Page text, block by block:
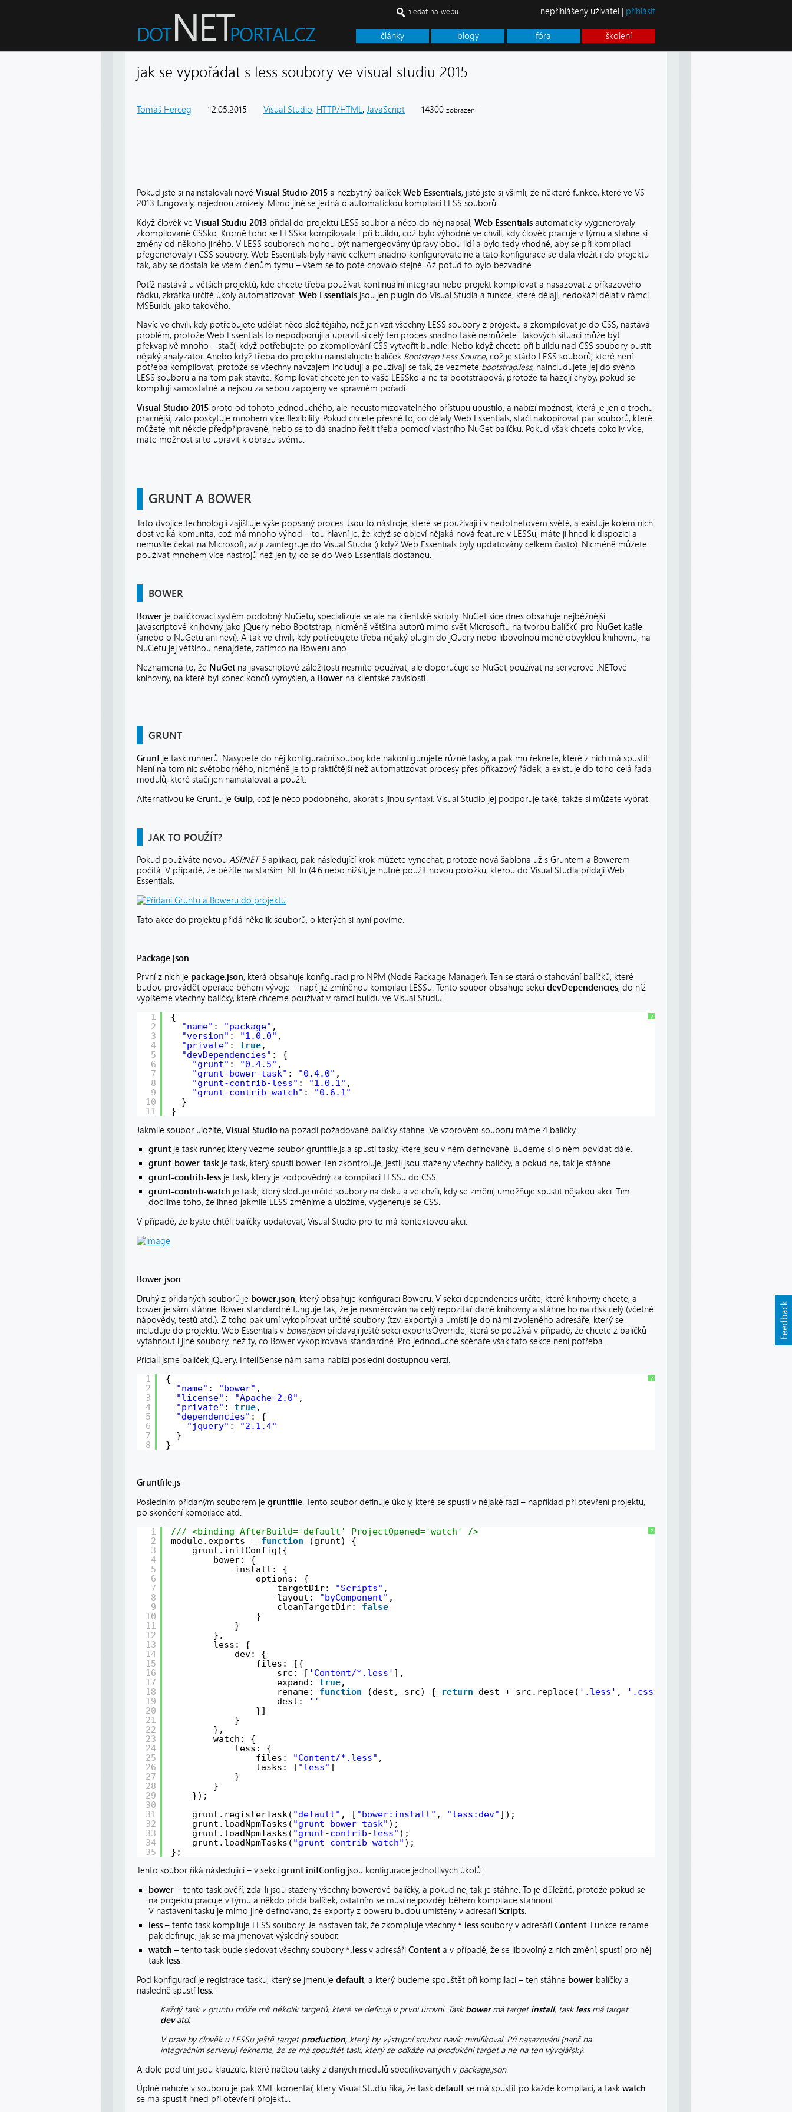
články blogy fóra školení
hledat na webu nepřihlášený uživatel | přihlásit
jak se vypořádat s less soubory ve visual studiu 2015
Tomáš Herceg 12.05.2015 Visual Studio, HTTP/HTML, JavaScript 14300 zobrazení
Pokud jste si nainstalovali nové Visual Studio 2015 a nezbytný balíček Web Essentials, jistě jste si všimli, že některé funkce, které ve VS
2013 fungovaly, najednou zmizely. Mimo jiné se jedná o automatickou kompilaci LESS souborů.
Když člověk ve Visual Studiu 2013 přidal do projektu LESS soubor a něco do něj napsal, Web Essentials automaticky vygenerovaly
zkompilované CSSko. Kromě toho se LESSka kompilovala i při buildu, což bylo výhodné ve chvíli, kdy člověk pracuje v týmu a stáhne si
změny od někoho jiného. V LESS souborech mohou být namergeovány úpravy obou lidí a bylo tedy vhodné, aby se při kompilaci
přegenerovaly i CSS soubory. Web Essentials byly navíc celkem snadno konfigurovatelné a tato konfigurace se dala vložit i do projektu
tak, aby se dostala ke všem členům týmu – všem se to poté chovalo stejně. Až potud to bylo bezvadné.
Potíž nastává u větších projektů, kde chcete třeba používat kontinuální integraci nebo projekt kompilovat a nasazovat z příkazového
řádku, zkrátka určité úkoly automatizovat. Web Essentials jsou jen plugin do Visual Studia a funkce, které dělají, nedokáží dělat v rámci
MSBuildu jako takového.
Navíc ve chvíli, kdy potřebujete udělat něco složitějšího, než jen vzít všechny LESS soubory z projektu a zkompilovat je do CSS, nastává
problém, protože Web Essentials to nepodporují a upravit si celý ten proces snadno také nemůžete. Takových situací může být
překvapivě mnoho – stačí, když potřebujete po zkompilování CSS vytvořit bundle. Nebo když chcete při buildu nad CSS soubory pustit
nějaký analyzátor. Anebo když třeba do projektu nainstalujete balíček Bootstrap Less Source, což je stádo LESS souborů, které není
potřeba kompilovat, protože se všechny navzájem includují a používají se tak, že vezmete bootstrap.less, naincludujete jej do svého
LESS souboru a na tom pak stavíte. Kompilovat chcete jen to vaše LESSko a ne ta bootstrapová, protože ta házejí chyby, pokud se
kompilují samostatně a nejsou za sebou zapojeny ve správném pořadí.
Visual Studio 2015 proto od tohoto jednoduchého, ale necustomizovatelného přístupu upustilo, a nabízí možnost, která je jen o trochu
pracnější, zato poskytuje mnohem více flexibility. Pokud chcete přesně to, co dělaly Web Essentials, stačí nakopírovat pár souborů, které
můžete mít někde předpřipravené, nebo se to dá snadno řešit třeba pomocí vlastního NuGet balíčku. Pokud však chcete cokoliv více,
máte možnost si to upravit k obrazu svému.
GRUNT A BOWER
Tato dvojice technologií zajišťuje výše popsaný proces. Jsou to nástroje, které se používají i v nedotnetovém světě, a existuje kolem nich
dost velká komunita, což má mnoho výhod – tou hlavní je, že když se objeví nějaká nová feature v LESSu, máte ji hned k dispozici a
nemusíte čekat na Microsoft, až ji zaintegruje do Visual Studia (i když Web Essentials byly updatovány celkem často). Nicméně můžete
používat mnohem více nástrojů než jen ty, co se do Web Essentials dostanou.
BOWER
Bower je balíčkovací systém podobný NuGetu, specializuje se ale na klientské skripty. NuGet sice dnes obsahuje nejběžnější
javascriptové knihovny jako jQuery nebo Bootstrap, nicméně většina autorů mimo svět Microsoftu na tvorbu balíčků pro NuGet kašle
(anebo o NuGetu ani neví). A tak ve chvíli, kdy potřebujete třeba nějaký plugin do jQuery nebo libovolnou méně obvyklou knihovnu, na
NuGetu jej většinou nenajdete, zatímco na Boweru ano.
Neznamená to, že NuGet na javascriptové záležitosti nesmíte používat, ale doporučuje se NuGet používat na serverové .NETové
knihovny, na které byl konec konců vymyšlen, a Bower na klientské závislosti.
GRUNT
Grunt je task runnerů. Nasypete do něj konfigurační soubor, kde nakonfigurujete různé tasky, a pak mu řeknete, které z nich má spustit.
Není na tom nic světoborného, nicméně je to praktičtější než automatizovat procesy přes příkazový řádek, a existuje do toho celá řada
modulů, které stačí jen nainstalovat a použít.
Alternativou ke Gruntu je Gulp, což je něco podobného, akorát s jinou syntaxí. Visual Studio jej podporuje také, takže si můžete vybrat.
JAK TO POUŽÍT?
Pokud používáte novou ASP.NET 5aplikaci, pak následující krok můžete vynechat, protože nová šablona už s Gruntem a Bowerem
počítá. V případě, že běžíte na starším .NETu (4.6 nebo nižší), je nutné použít novou položku, kterou do Visual Studia přidají Web
Essentials.
Tato akce do projektu přidá několik souborů, o kterých si nyní povíme.
Package.json
První z nich je package.json, která obsahuje konfiguraci pro NPM (Node Package Manager). Ten se stará o stahování balíčků, které
budou provádět operace během vývoje – např. již zmíněnou kompilaci LESSu. Tento soubor obsahuje sekci devDependencies, do níž
vypíšeme všechny balíčky, které chceme používat v rámci buildu ve Visual Studiu.
?
1
2
3
4
5
6
7
8
9
10
11
{
"name" : "package" ,
"version" : "1.0.0" ,
"private" : true,
"devDependencies" : {
"grunt" : "0.4.5" ,
"grunt-bower-task" : "0.4.0" ,
"grunt-contrib-less" : "1.0.1" ,
"grunt-contrib-watch" :
"0.6.1"
}
}
Jakmile soubor uložíte, Visual Studio na pozadí požadované balíčky stáhne. Ve vzorovém souboru máme 4 balíčky.
grunt je task runner, který vezme soubor gruntfile.js a spustí tasky, které jsou v něm definované. Budeme si o něm povídat dále.
grunt-bower-task je task, který spustí bower. Ten zkontroluje, jestli jsou staženy všechny balíčky, a pokud ne, tak je stáhne.
grunt-contrib-less je task, který je zodpovědný za kompilaci LESSu do CSS.
grunt-contrib-watch je task, který sleduje určité soubory na disku a ve chvíli, kdy se změní, umožňuje spustit nějakou akci. Tím
docílíme toho, že ihned jakmile LESS změníme a uložíme, vygeneruje se CSS.
V případě, že byste chtěli balíčky updatovat, Visual Studio pro to má kontextovou akci.
Bower.json
Druhý z přidaných souborů je bower.json, který obsahuje konfiguraci Boweru. V sekci dependencies určíte, které knihovny chcete, a
bower je sám stáhne. Bower standardně funguje tak, že je nasměrován na celý repozitář dané knihovny a stáhne ho na disk celý (včetně
nápovědy, testů atd.). Z toho pak umí vykopírovat určité soubory (tzv. exporty) a umístí je do námi zvoleného adresáře, který se
includuje do projektu. Web Essentials v bower.json přidávají ještě sekci exportsOverride, která se používá v případě, že chcete z balíčků
vytáhnout i jiné soubory, než ty, co Bower vykopírovává standardně. Pro jednoduché scénáře však tato sekce není potřeba.
Přidali jsme balíček jQuery. IntelliSense nám sama nabízí poslední dostupnou verzi.
?
1
2
3
4
5
6
7
8
{
"name" : "bower" ,
"license" : "Apache-2.0" ,
"private" : true,
"dependencies" : {
"jquery" :
"2.1.4"
}
}
Gruntfile.js
Posledním přidaným souborem je gruntfile. Tento soubor definuje úkoly, které se spustí v nějaké fázi – například při otevření projektu,
po skončení kompilace atd.
?
1
2
3
4
5
6
7
8
9
10
11
12
13
14
15
16
17
18
19
20
21
22
23
24
25
26
27
28
29
30
31
32
33
34
35
/// <binding AfterBuild='default' ProjectOpened='watch' />
module.exports = function
(grunt) {
grunt.initConfig({
bower: {
install: {
options: {
targetDir:
"Scripts" ,
layout:
"byComponent" ,
cleanTargetDir: false
}
}
},
less: {
dev: {
files: [{
src: [ 'Content/*.less' ],
expand: true,
rename: function (dest, src) { return dest + src.replace( '.less' , '.css'
dest:
''
}]
}
},
watch: {
less: {
files:
"Content/*.less" ,
tasks: [ "less" ]
}
}
});
grunt.registerTask( "default" , [ "bower:install" , "less:dev" ]);
grunt.loadNpmTasks( "grunt-bower-task" );
grunt.loadNpmTasks( "grunt-contrib-less" );
grunt.loadNpmTasks( "grunt-contrib-watch" );
};
Tento soubor říká následující – v sekci grunt.initConfig jsou konfigurace jednotlivých úkolů:
bower – tento task ověří, zda-li jsou staženy všechny bowerové balíčky, a pokud ne, tak je stáhne. To je důležité, protože pokud se
na projektu pracuje v týmu a někdo přidá balíček, ostatním se musí nejpozději během kompilace stáhnout.
V nastavení tasku je mimo jiné definováno, že exporty z boweru budou umístěny v adresáři Scripts.
less – tento task kompiluje LESS soubory. Je nastaven tak, že zkompiluje všechny *.less soubory v adresáři Content. Funkce rename
pak definuje, jak se má jmenovat výsledný soubor.
watch – tento task bude sledovat všechny soubory *.less v adresáři Content a v případě, že se libovolný z nich změní, spustí pro něj
task less.
Pod konfigurací je registrace tasku, který se jmenuje default, a který budeme spouštět při kompilaci – ten stáhne bower balíčky a
následně spustí less.
Každý task v gruntu může mít několik targetů, které se definují v první úrovni. Task bowermá target install, task less má target
devatd.
V praxi by člověk u LESSu ještě target production, který by výstupní soubor navíc minifikoval. Při nasazování (např. na
integračním serveru) řekneme, že se má spouštět task, který se odkáže na produkční target a ne na ten vývojářský.
A dole pod tím jsou klauzule, které načtou tasky z daných modulů specifikovaných v package.json.
Úplně nahoře v souboru je pak XML komentář, který Visual Studiu říká, že task default se má spustit po každé kompilaci, a task watch
se má spustit hned při otevření projektu.